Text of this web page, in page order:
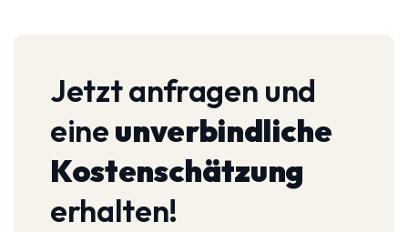
Jetzt anfragen und
eineunverbindliche
Kostenschätzung
erhalten!